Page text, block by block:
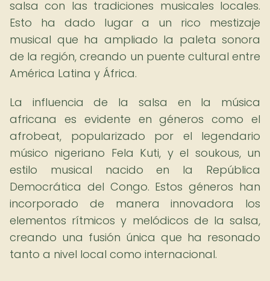
salsa con las tradiciones musicales locales.
Esto ha dado lugar a un rico mestizaje
musical que ha ampliado la paleta sonora
de la región, creando un puente cultural entre
América Latina y África.
La influencia de la salsa en la música
africana es evidente en géneros como el
afrobeat, popularizado por el legendario
músico nigeriano Fela Kuti, y el soukous, un
estilo musical nacido en la República
Democrática del Congo. Estos géneros han
incorporado de manera innovadora los
elementos rítmicos y melódicos de la salsa,
creando una fusión única que ha resonado
tanto a nivel local como internacional.